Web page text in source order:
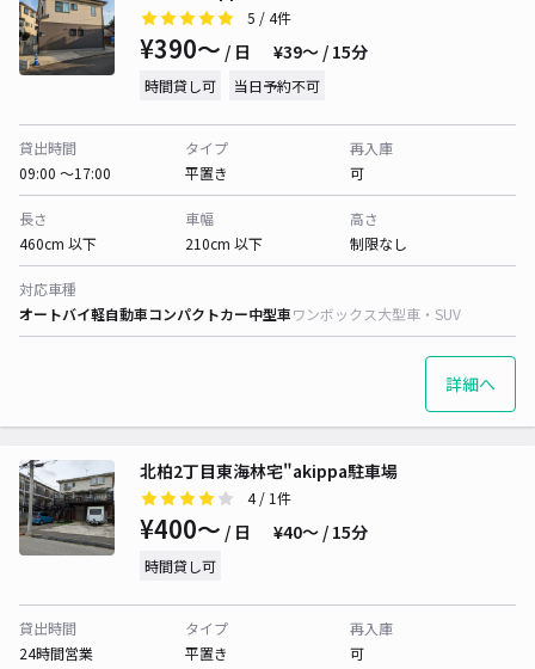
5 / 4件
¥390〜 / 日 ¥39〜 / 15分
時間貸し可 当日予約不可
貸出時間
09:00 〜17:00
タイプ
平置き
再入庫
可
長さ
460cm 以下
車幅
210cm 以下
高さ
制限なし
対応車種
オートバイ軽自動車コンパクトカー中型車ワンボックス大型車・SUV
詳細へ
北柏2丁目東海林宅"akippa駐車場
4/ 1件
¥400〜 / 日 ¥40〜 / 15分
時間貸し可
貸出時間
24時間営業
タイプ
平置き
再入庫
可